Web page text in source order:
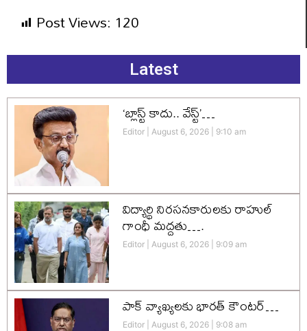
Post Views: 120
Latest
‘బ్లాస్ట్ కాదు.. వేస్ట్’…
Editor August 6, 2026 9:10 am
విద్యార్థి నిరసనకారులకు రాహుల్
గాంధీ మద్దతు….
Editor August 6, 2026 9:09 am
పాక్ వ్యాఖ్యలకు భారత్ కౌంటర్…
Editor August 6, 2026 9:08 am